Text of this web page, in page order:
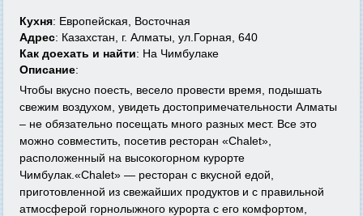
Кухня: Европейская, Восточная
Адрес: Казахстан, г. Алматы, ул.Горная, 640
Как доехать и найти: На Чимбулаке
Описание:
Чтобы вкусно поесть, весело провести время, подышать
свежим воздухом, увидеть достопримечательности Алматы
– не обязательно посещать много разных мест. Все это
можно совместить, посетив ресторан «Chalet»,
расположенный на высокогорном курорте
Чимбулак.«Chalet» — ресторан с вкусной едой,
приготовленной из свежайших продуктов и с правильной
атмосферой горнолыжного курорта с его комфортом,